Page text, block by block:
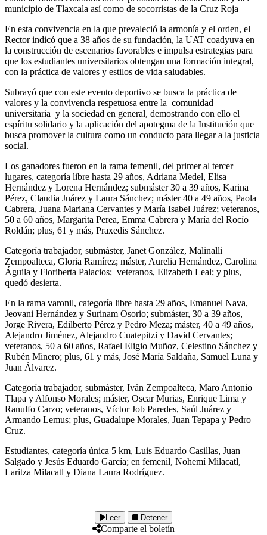
municipio de Tlaxcala así como de socorristas de la Cruz Roja
En esta convivencia en la que prevaleció la armonía y el orden, el
Rector indicó que a 38 años de su fundación, la UAT coadyuva en
la construcción de escenarios favorables e impulsa estrategias para
que los estudiantes universitarios obtengan una formación integral,
con la práctica de valores y estilos de vida saludables.
Subrayó que con este evento deportivo se busca la práctica de
valores y la convivencia respetuosa entre la comunidad
universitaria y la sociedad en general, demostrando con ello el
espíritu solidario y la aplicación del apotegma de la Institución que
busca promover la cultura como un conducto para llegar a la justicia
social.
Los ganadores fueron en la rama femenil, del primer al tercer
lugares, categoría libre hasta 29 años, Adriana Medel, Elisa
Hernández y Lorena Hernández; submáster 30 a 39 años, Karina
Pérez, Claudia Juárez y Laura Sánchez; máster 40 a 49 años, Paola
Cabrera, Juana Mariana Cervantes y María Isabel Juárez; veteranos,
50 a 60 años, Margarita Perea, Emma Cabrera y María del Rocío
Roldán; plus, 61 y más, Praxedis Sánchez.
Categoría trabajador, submáster, Janet González, Malinalli
Zempoalteca, Gloria Ramírez; máster, Aurelia Hernández, Carolina
Águila y Floriberta Palacios; veteranos, Elizabeth Leal; y plus,
quedó desierta.
En la rama varonil, categoría libre hasta 29 años, Emanuel Nava,
Jeovani Hernández y Surinam Osorio; submáster, 30 a 39 años,
Jorge Rivera, Edilberto Pérez y Pedro Meza; máster, 40 a 49 años,
Alejandro Jiménez, Alejandro Cuatepitzi y David Cervantes;
veteranos, 50 a 60 años, Rafael Eligio Muñoz, Celestino Sánchez y
Rubén Minero; plus, 61 y más, José María Saldaña, Samuel Luna y
Juan Álvarez.
Categoría trabajador, submáster, Iván Zempoalteca, Maro Antonio
Tlapa y Alfonso Morales; máster, Oscar Murias, Enrique Lima y
Ranulfo Carzo; veteranos, Víctor Job Paredes, Saúl Juárez y
Armando Lemus; plus, Guadalupe Morales, Juan Tepapa y Pedro
Cruz.
Estudiantes, categoría única 5 km, Luis Eduardo Casillas, Juan
Salgado y Jesús Eduardo García; en femenil, Nohemí Milacatl,
Laritza Milacatl y Diana Laura Rodríguez.
Leer Detener
Comparte el boletín